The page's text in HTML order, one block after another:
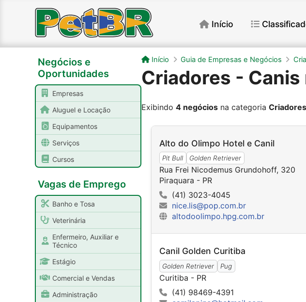
Início
Negócios e
Oportunidades
Empresas
Aluguel e Locação
Equipamentos
Serviços
Cursos
Vagas de Emprego
Banho e Tosa
Veterinária
Enfermeiro, Auxiliar e
Técnico
Estágio
Comercial e Vendas
Administração
Início Guia de Empresas e Negócios
Criadores - Canis
Exibindo 4 negócios na categoria
Alto do Olimpo Hotel e Canil
Pit Bull Golden Retriever
Rua Frei Nicodemus Grundohoff, 320
Piraquara - PR
(41) 3023-4045
nice.lis@pop.com.br
altodoolimpo.hpg.com.br
Canil Golden Curitiba
Golden Retriever Pug
Curitiba - PR
(41) 98469-4391